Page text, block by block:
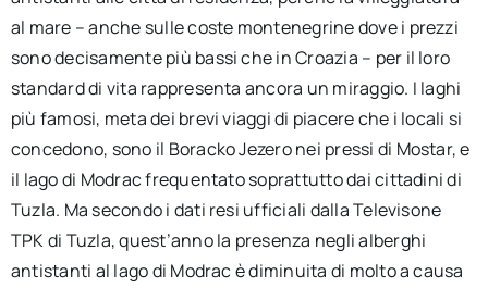
al mare – anche sulle coste montenegrine dove i prezzi
sono decisamente più bassi che in Croazia – per il loro
standard di vita rappresenta ancora un miraggio. I laghi
più famosi, meta dei brevi viaggi di piacere che i locali si
concedono, sono il Boracko Jezero nei pressi di Mostar, e
il lago di Modrac frequentato soprattutto dai cittadini di
Tuzla. Ma secondo i dati resi ufficiali dalla Televisone
TPK di Tuzla, quest’anno la presenza negli alberghi
antistanti al lago di Modrac è diminuita di molto a causa